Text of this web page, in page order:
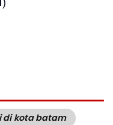
di kota batam